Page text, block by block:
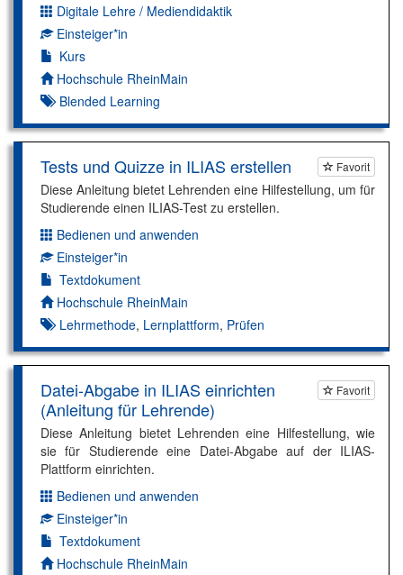
Dimension:
Digitale Lehre / Mediendidaktik
Kompetenzniveau:
Einsteiger*in
Kurs
Autor*in:
Hochschule RheinMain
Blended Learning
Favorit
Tests und Quizze in ILIAS erstellen
Diese Anleitung bietet Lehrenden eine Hilfestellung, um für
Studierende einen ILIAS-Test zu erstellen.
Dimension:
Bedienen und anwenden
Kompetenzniveau:
Einsteiger*in
Textdokument
Autor*in:
Hochschule RheinMain
Lehrmethode, Lernplattform, Prüfen
Favorit
Datei-Abgabe in ILIAS einrichten
(Anleitung für Lehrende)
Diese Anleitung bietet Lehrenden eine Hilfestellung, wie
sie für Studierende eine Datei-Abgabe auf der ILIAS-
Plattform einrichten.
Dimension:
Bedienen und anwenden
Kompetenzniveau:
Einsteiger*in
Textdokument
Autor*in:
Hochschule RheinMain